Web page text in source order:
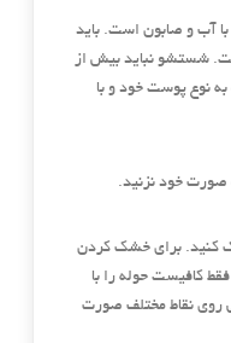
آب و صابون است. باید
شستشو نباید بیش از
نوع پوست خود و با
صورت خود نزنید.
کنید. برای خشک کردن
کافیست حوله را با
نقاط مختلف صورت